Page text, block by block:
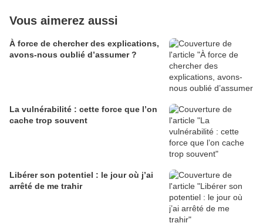
Vous aimerez aussi
À force de chercher des explications,
avons-nous oublié d’assumer ?
La vulnérabilité : cette force que l’on
cache trop souvent
Libérer son potentiel : le jour où j’ai
arrêté de me trahir